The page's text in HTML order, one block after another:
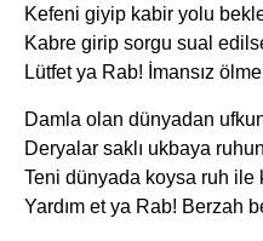
Kefeni giyip kabir yolu
Kabre girip sorgu sual
Lütfet ya Rab! İmansız
Damla olan dünyadan
Deryalar saklı ukbaya
Teni dünyada koysa ruh ile
Yardım et ya Rab! Berzah